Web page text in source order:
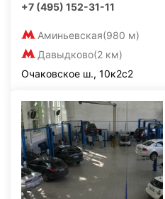
+7 (495) 152-31-11
Аминьевская(980 м)
Давыдково(2 км)
Очаковское ш., 10к2с2